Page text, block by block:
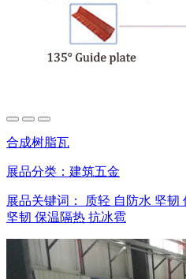
合成树脂瓦
展品分类： 建筑五金
展品关键词： 质轻 自防水 坚韧
坚韧 保温隔热 抗冰雹